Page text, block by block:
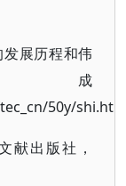
展历程和伟
50y/
献出版社，